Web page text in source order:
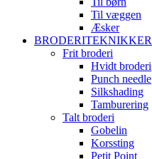
Til væggen
Æsker
BRODERITEKNIKKER
Frit broderi
Hvidt broderi
Punch needle
Silkshading
Tamburering
Talt broderi
Gobelin
Korssting
Petit Point